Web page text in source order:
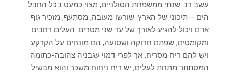
עשב רב-שנתי ממשפחת הסולניים, מצוי כמעט בכל החבל
הים – תיכוני של הארץ. שורשו מעובה, מסתעף, מזכיר גוף
אדם ויכול להגיע לאורך של עד שני מטרים. העלים רחבים
ומקומטים, שפתם חרוקה ושסועה, הם מונחים על הקרקע
ויש להם ריח מסריח, אך לפרי דמוי עגבניה צהובה-כתומה
המסתתר מתחת לעלים, יש ריח ניחוח משכר והוא מבשיל